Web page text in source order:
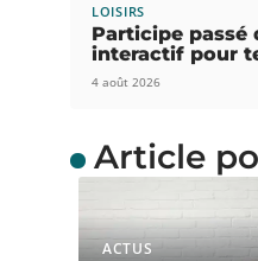
LOISIRS
Participe passé
interactif pour
4 août 2026
Article
ACTUS